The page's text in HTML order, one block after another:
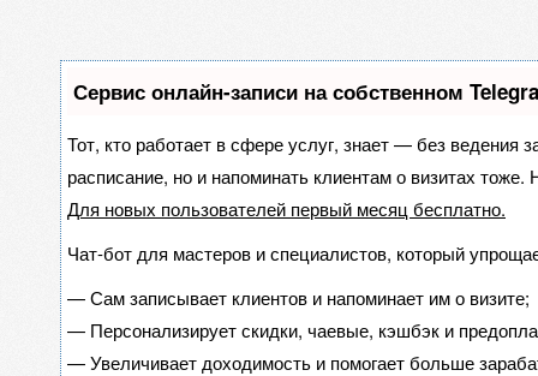
Сервис онлайн-записи на собственном
Тот, кто работает в сфере услуг, знает — без ведения
расписание, но и напоминать клиентам о визитах
Для новых пользователей первый месяц бесплатно.
Чат-бот для мастеров и специалистов, который
—Сам записывает клиентов и напоминает им о визите;
— Персонализирует скидки, чаевые, кэшбэк и
—Увеличивает доходимость и помогает больше